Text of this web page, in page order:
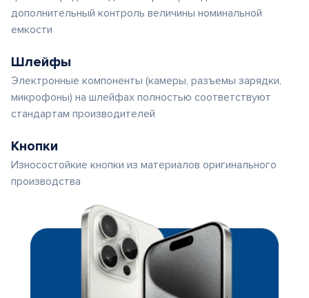
дополнительный контроль величины номинальной
емкости
Шлейфы
Электронные компоненты (камеры, разъемы зарядки,
микрофоны) на шлейфах полностью соответствуют
стандартам производителей
Кнопки
Износостойкие кнопки из материалов оригинального
производства